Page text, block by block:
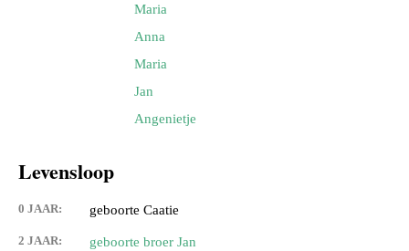
Maria
Anna
Maria
Jan
Angenietje
Levensloop
0 JAAR: geboorte Caatie
2 JAAR: geboorte broer Jan